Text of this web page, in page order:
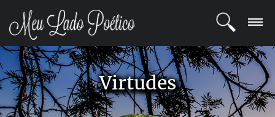
LOGIN
REGISTRO Virtudes